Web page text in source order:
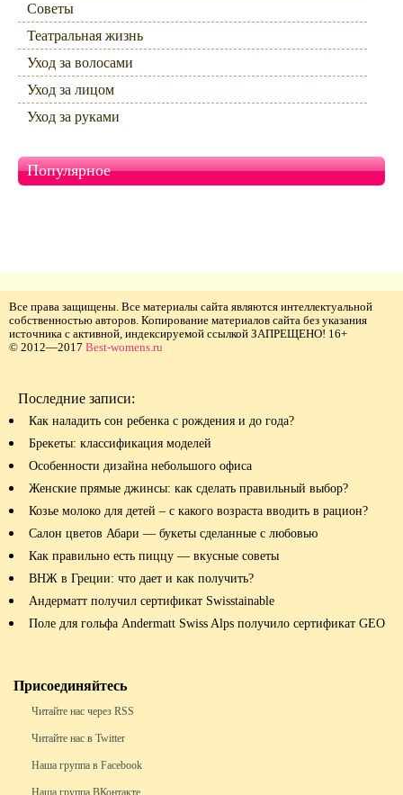
Советы
Театральная жизнь
Уход за волосами
Уход за лицом
Уход за руками
Популярное
Все права защищены. Все материалы сайта являются интеллектуальной
собственностью авторов. Копирование материалов сайта без указания
источника с активной, индексируемой ссылкой ЗАПРЕЩЕНО! 16+
© 2012—2017 Best-womens.ru
Последние записи:
Как наладить сон ребенка с рождения и до года?
Брекеты: классификация моделей
Особенности дизайна небольшого офиса
Женские прямые джинсы: как сделать правильный выбор?
Козье молоко для детей – с какого возраста вводить в рацион?
Салон цветов Абари — букеты сделанные с любовью
Как правильно есть пиццу — вкусные советы
ВНЖ в Греции: что дает и как получить?
Андерматт получил сертификат Swisstainable
Поле для гольфа Andermatt Swiss Alps получило сертификат GEO
Присоединяйтесь
Читайте нас через RSS
Читайте нас в Twitter
Наша группа в Facebook
Наша группа ВКонтакте